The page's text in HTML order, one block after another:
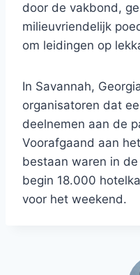
door de vakbond,
milieuvriendelijk
om leidingen op
In Savannah,
organisatoren dat
deelnemen aan de
Voorafgaand aan
bestaan ​​waren in
begin 18.000
voor het weekend.